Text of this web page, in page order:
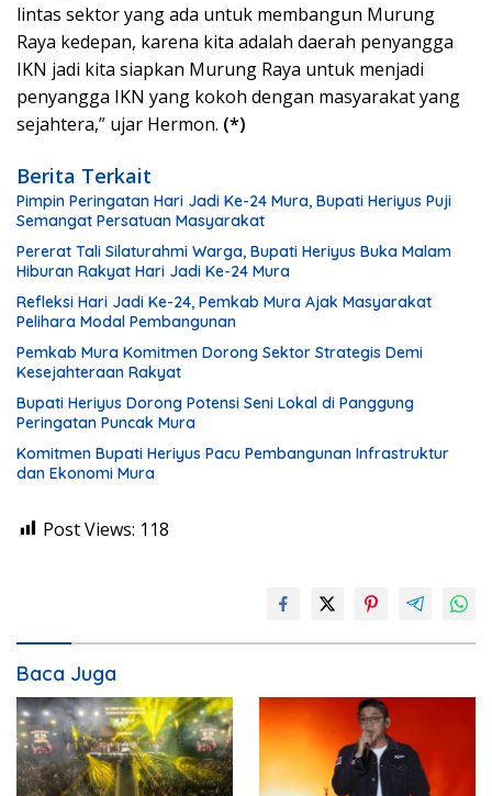
lintas sektor yang ada untuk membangun Murung
Raya kedepan, karena kita adalah daerah penyangga
IKN jadi kita siapkan Murung Raya untuk menjadi
penyangga IKN yang kokoh dengan masyarakat yang
sejahtera,” ujar Hermon. (*)
Berita Terkait
Pimpin Peringatan Hari Jadi Ke-24 Mura, Bupati Heriyus Puji
Semangat Persatuan Masyarakat
Pererat Tali Silaturahmi Warga, Bupati Heriyus Buka Malam
Hiburan Rakyat Hari Jadi Ke-24 Mura
Refleksi Hari Jadi Ke-24, Pemkab Mura Ajak Masyarakat
Pelihara Modal Pembangunan
Pemkab Mura Komitmen Dorong Sektor Strategis Demi
Kesejahteraan Rakyat
Bupati Heriyus Dorong Potensi Seni Lokal di Panggung
Peringatan Puncak Mura
Komitmen Bupati Heriyus Pacu Pembangunan Infrastruktur
dan Ekonomi Mura
Post Views: 118
Baca Juga